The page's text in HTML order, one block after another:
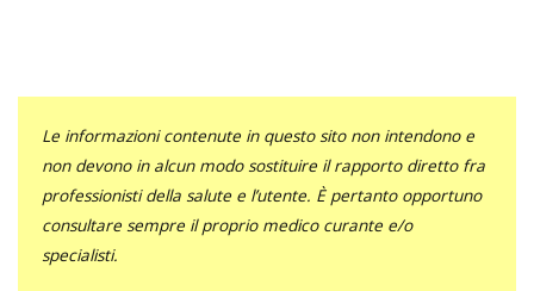
Le informazioni contenute in questo sito non intendono e
non devono in alcun modo sostituire il rapporto diretto fra
professionisti della salute e l’utente. È pertanto opportuno
consultare sempre il proprio medico curante e/o
specialisti.